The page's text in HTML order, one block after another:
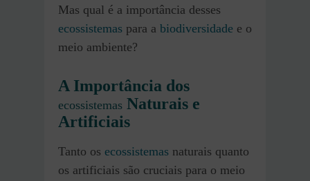
Mas qual é a importância desses
ecossistemas para a biodiversidade e o
meio ambiente?
A Importância dos
ecossistemas Naturais e
Artificiais
Tanto os ecossistemas naturais quanto
os artificiais são cruciais para o meio